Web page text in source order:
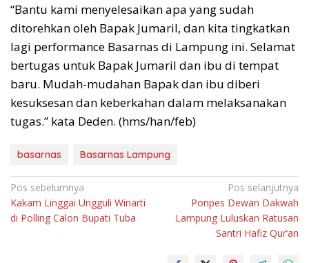
“Bantu kami menyelesaikan apa yang sudah
ditorehkan oleh Bapak Jumaril, dan kita tingkatkan
lagi performance Basarnas di Lampung ini. Selamat
bertugas untuk Bapak Jumaril dan ibu di tempat
baru. Mudah-mudahan Bapak dan ibu diberi
kesuksesan dan keberkahan dalam melaksanakan
tugas.” kata Deden. (hms/han/feb)
basarnas Basarnas Lampung
Navigasi
pos
Pos sebelumnya
Kakam Linggai Ungguli Winarti
di Polling Calon Bupati Tuba
Pos selanjutnya
Ponpes Dewan Dakwah
Lampung Luluskan Ratusan
Santri Hafiz Qur’an